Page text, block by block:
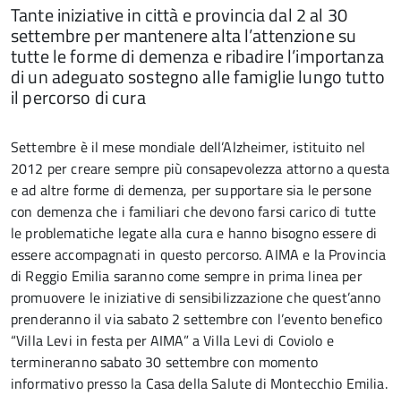
Tante iniziative in città e provincia dal 2 al 30
settembre per mantenere alta l’attenzione su
tutte le forme di demenza e ribadire l’importanza
di un adeguato sostegno alle famiglie lungo tutto
il percorso di cura
Settembre è il mese mondiale dell’Alzheimer, istituito nel
2012 per creare sempre più consapevolezza attorno a questa
e ad altre forme di demenza, per supportare sia le persone
con demenza che i familiari che devono farsi carico di tutte
le problematiche legate alla cura e hanno bisogno essere di
essere accompagnati in questo percorso. AIMA e la Provincia
di Reggio Emilia saranno come sempre in prima linea per
promuovere le iniziative di sensibilizzazione che quest’anno
prenderanno il via sabato 2 settembre con l’evento benefico
“Villa Levi in festa per AIMA” a Villa Levi di Coviolo e
termineranno sabato 30 settembre con momento
informativo presso la Casa della Salute di Montecchio Emilia.